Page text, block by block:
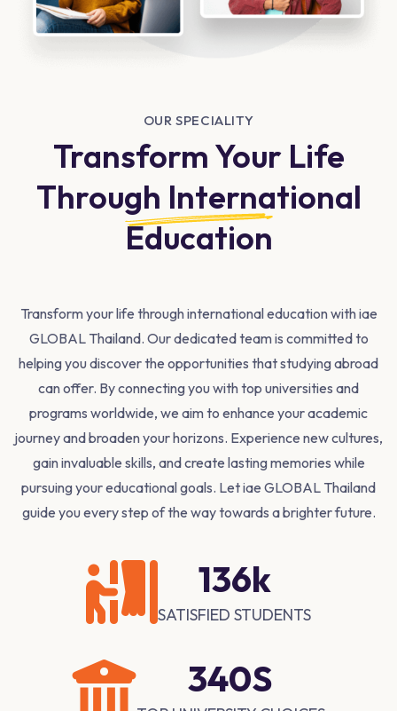
OUR SPECIALITY
Transform Your Life
Through International
Education​
Transform your life through international education with iae
GLOBAL Thailand. Our dedicated team is committed to
helping you discover the opportunities that studying abroad
can offer. By connecting you with top universities and
programs worldwide, we aim to enhance your academic
journey and broaden your horizons. Experience new cultures,
gain invaluable skills, and create lasting memories while
pursuing your educational goals. Let iae GLOBAL Thailand
guide you every step of the way towards a brighter future.
248k
SATISFIED STUDENTS
620S